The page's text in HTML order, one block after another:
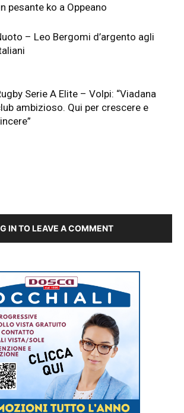
pesante ko a Oppeano
– Leo Bergomi d’argento agli
Serie A Elite – Volpi: “Viadana
ambizioso. Qui per crescere e
IN TO LEAVE A COMMENT